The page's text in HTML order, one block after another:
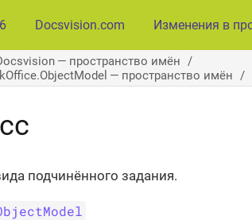
Docsvision.com Изменения в
— пространство имён
— пространство имён
подчинённого задания.